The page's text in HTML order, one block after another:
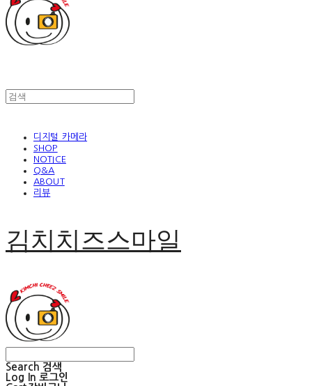
디지털 카메라
SHOP
NOTICE
Q&A
ABOUT
리뷰
김치치즈스마일
Search 검색
Log In 로그인